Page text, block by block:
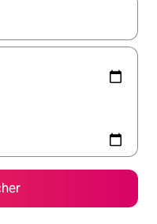
les flèches vers le